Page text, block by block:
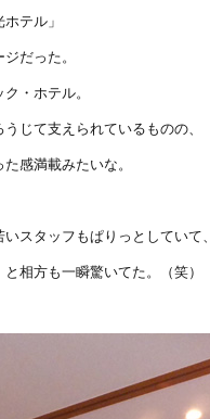
テル」
だった。
・ホテル。
じて支えられているものの、
感満載みたいな。
スタッフもぱりっとしていて、
相方も一瞬驚いてた。（笑）